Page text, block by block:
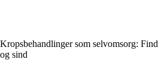
Kropsbehandlinger som selvomsorg:
og sind